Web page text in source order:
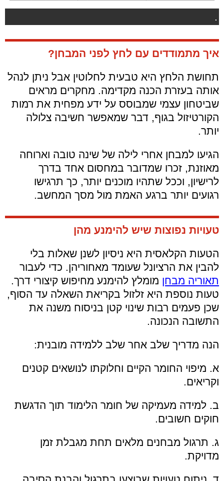
.
איך מתמודדים עם לחץ לפני המבחן?
תחושת הלחץ היא טבעית לחלוטין אבל ניתן לנהל
אותה בעזרת הכנה מקדימה. מחקרים מראים
שביטחון עצמי שמבוסס על ידע מפחית את רמות
הקורטיזול בגוף, דבר שמאפשר חשיבה צלולה
יותר.
הגיעו למבחן אחרי לילה של שינה טובה וארוחה
מאוזנת, זכרו שמדובר במחסום אחד בדרך
לרישיון, וככל שתהיו מוכנים יותר, כך תרגישו
רגועים יותר ברגע האמת מול מסך המחשב.
טעויות נפוצות שיש להימנע מהן
הטעות הקלאסית היא ניסיון לשנן שאלות בלי
להבין את הרציונל שעומד מאחוריהן. כדי לעבור
תאוריה מבחן מומלץ להימנע מחיפוש קיצורי דרך.
טעות נוספת היא זלזול בקריאת השאלה עד הסוף,
שכן פעמים רבות שינוי קטן בניסוח משנה את
התשובה הנכונה.
הנה מדריך שלב אחר שלב ללמידה מובנית:
א. מיפוי החומר הקיים וחלוקתו לנושאים קטנים
וקריאים.
ב. למידה מעמיקה של חומר הלימוד תוך הדגשת
חוקים חשובים.
ג. תרגול מבחנים מלאים תחת מגבלת זמן
מדויקת.